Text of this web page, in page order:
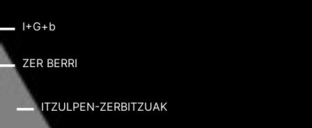
I+G+b
ZER BERRI
ITZULPEN-ZERBITZUAK